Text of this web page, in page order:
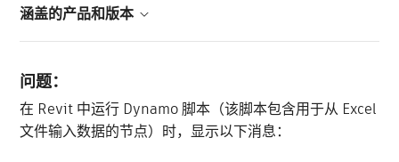
涵盖的产品和版本
问题：
在 Revit 中运行 Dynamo 脚本（该脚本包含用于从 Excel
文件输入数据的节点）时，显示以下消息：